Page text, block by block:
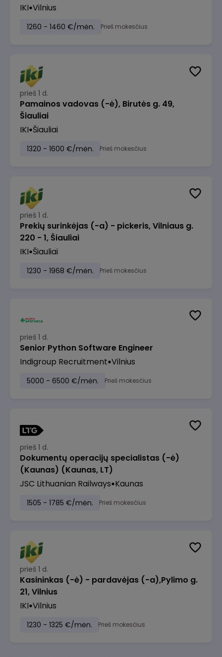
IKI Vilnius
1260 - 1460 €/mėn. Prieš mokesčius
prieš 1 d.
Pamainos vadovas (-ė), Birutės g. 49,
Šiauliai
IKI Šiauliai
1320 - 1600 €/mėn. Prieš mokesčius
prieš 1 d.
Prekių surinkėjas (-a) - pickeris, Vilniaus g.
220 - 1, Šiauliai
IKI Šiauliai
1230 - 1968 €/mėn. Prieš mokesčius
prieš 1 d.
Senior Python Software Engineer
Indigroup Recruitment Vilnius
5000 - 6500 €/mėn. Prieš mokesčius
prieš 1 d.
Dokumentų operacijų specialistas (-ė)
(Kaunas) (Kaunas, LT)
JSC Lithuanian Railways Kaunas
1505 - 1785 €/mėn. Prieš mokesčius
prieš 1 d.
Kasininkas (-ė) - pardavėjas (-a),Pylimo g.
21, Vilnius
IKI Vilnius
1230 - 1325 €/mėn. Prieš mokesčius